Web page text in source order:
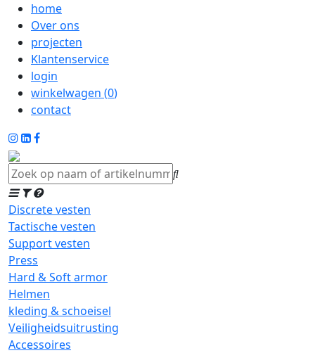
home
Over ons
projecten
Klantenservice
login
winkelwagen (0)
contact
Discrete vesten
Tactische vesten
Support vesten
Press
Hard & Soft armor
Helmen
kleding & schoeisel
Veiligheidsuitrusting
Accessoires